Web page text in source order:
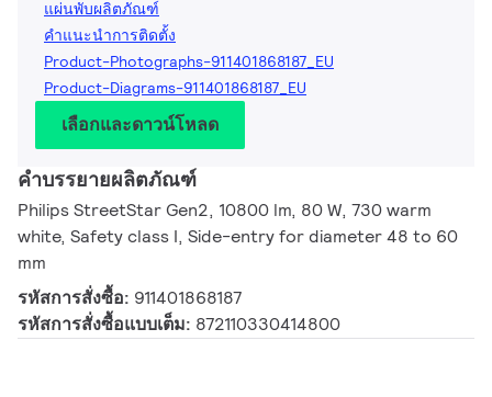
แผ่นพับผลิตภัณฑ์
คำแนะนำการติดตั้ง
Product-Photographs-911401868187_EU
Product-Diagrams-911401868187_EU
เลือกและดาวน์โหลด
คำบรรยายผลิตภัณฑ์
Philips StreetStar Gen2, 10800 lm, 80 W, 730 warm
white, Safety class I, Side-entry for diameter 48 to 60
mm
รหัสการสั่งซื้อ: 911401868187
รหัสการสั่งซื้อแบบเต็ม: 872110330414800